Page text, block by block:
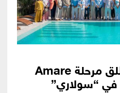
“مصر إيطاليا” تطلق مرحلة Amare